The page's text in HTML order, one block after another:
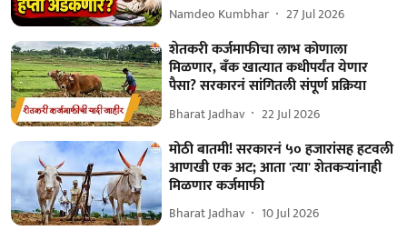
Namdeo Kumbhar 27 Jul 2026
शेतकरी कर्जमाफीचा लाभ कोणाला
मिळणार, बँक खात्यात कधीपर्यंत येणार
पैसा? सरकारनं सांगितली संपूर्ण प्रक्रिया
Bharat Jadhav 22 Jul 2026
मोठी बातमी! सरकारनं ५० हजारांसह हटवली
आणखी एक अट; आता 'त्या' शेतकऱ्यांनाही
मिळणार कर्जमाफी
Bharat Jadhav 10 Jul 2026